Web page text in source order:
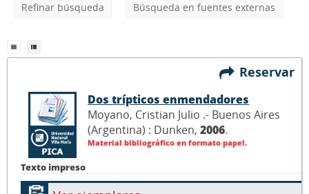
Refinar búsqueda Búsqueda en fuentes externas
Reservar
Texto impreso
Dos trípticos enmendadores
Moyano, Cristian Julio .- Buenos Aires
(Argentina) : Dunken, 2006.
Material bibliográfico en formato papel.